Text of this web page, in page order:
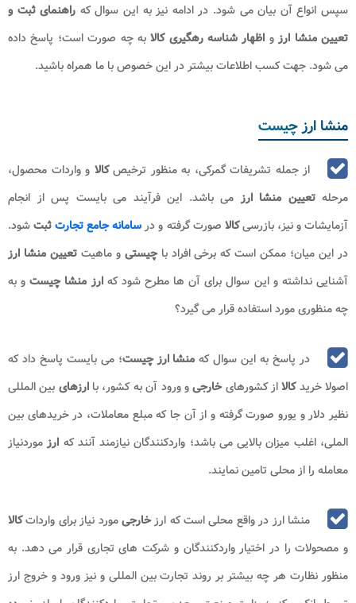
سپس انواع آن بیان می شود. در ادامه نیز به این سوال که راهنمای ثبت و
تعیین منشا ارزو اظهار شناسه رهگیری کالابه چه صورت است؛ پاسخ داده
می شود. جهت کسب اطلاعات بیشتر در این خصوص با ما همراه باشید.
منشا ارز چیست
از جمله تشریفات گمرکی، به منظور ترخیصکالا و واردات محصول،
مرحله تعیین منشا ارز می باشد. این فرآیند می بایست پس از انجام
آزمایشات و نیز، بازرسیکالا صورت گرفته و درسامانه جامع تجارتثبتشود.
در این میان؛ ممکن است که برخی افراد باچیستیو ماهیتتعیین منشا ارز
آشنایی نداشته و این سوال برای آن ها مطرح شود کهارز منشا چیست و به
چه منظوری مورد استفاده قرار می گیرد؟
در پاسخ به این سوال که منشا ارز چیست؛ می بایست پاسخ داد که
اصولا خریدکالااز کشورهایخارجیو ورود آن به کشور، باارزهای بین المللی
نظیر دلار و یورو صورت گرفته و از آن جا که مبلع معاملات، در خریدهای بین
الملی، اغلب میزان بالایی می باشد؛ واردکنندگان نیازمند آنند که ارزموردنیاز
معامله را از محلی تامین نمایند.
منشا ارز در واقع محلی است که ارزخارجیمورد نیاز برای وارداتکالا
و مصحولات را در اختیار واردکنندگان و شرکت های تجاری قرار می دهد. به
منظور نظارت هر چه بیشتر بر روند تجارت بین المللی و نیز ورود و خروج ارز